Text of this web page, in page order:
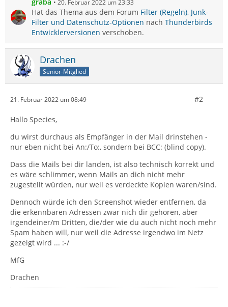
20. Februar 2022 um 23:33
Hat das Thema aus dem Forum Filter (Regeln), Junk-
Filter und Datenschutz-Optionen nach Thunderbirds
Entwicklerversionen verschoben.
Drachen
Senior-Mitglied
21. Februar 2022 um 08:49 #2
Hallo Species,
du wirst durchaus als Empfänger in der Mail drinstehen -
nur eben nicht bei An:/To:, sondern bei BCC: (blind copy).
Dass die Mails bei dir landen, ist also technisch korrekt und
es wäre schlimmer, wenn Mails an dich nicht mehr
zugestellt würden, nur weil es verdeckte Kopien waren/sind.
Dennoch würde ich den Screenshot wieder entfernen, da
die erkennbaren Adressen zwar nich dir gehören, aber
irgendeiner/m Dritten, die/der wie du auch nicht noch mehr
Spam haben will, nur weil die Adresse irgendwo im Netz
gezeigt wird ... :-/
MfG
Drachen